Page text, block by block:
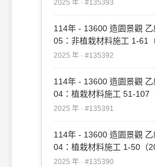
2025 年 · #135393
114年 - 13600 造園景觀 乙
05：非植栽材料施工 1-61
新）#135392
2025 年 · #135392
114年 - 13600 造園景觀 乙
04：植栽材料施工 51-107
更新）#135391
2025 年 · #135391
114年 - 13600 造園景觀 乙
04：植栽材料施工 1-50（
新）#135390
2025 年 · #135390